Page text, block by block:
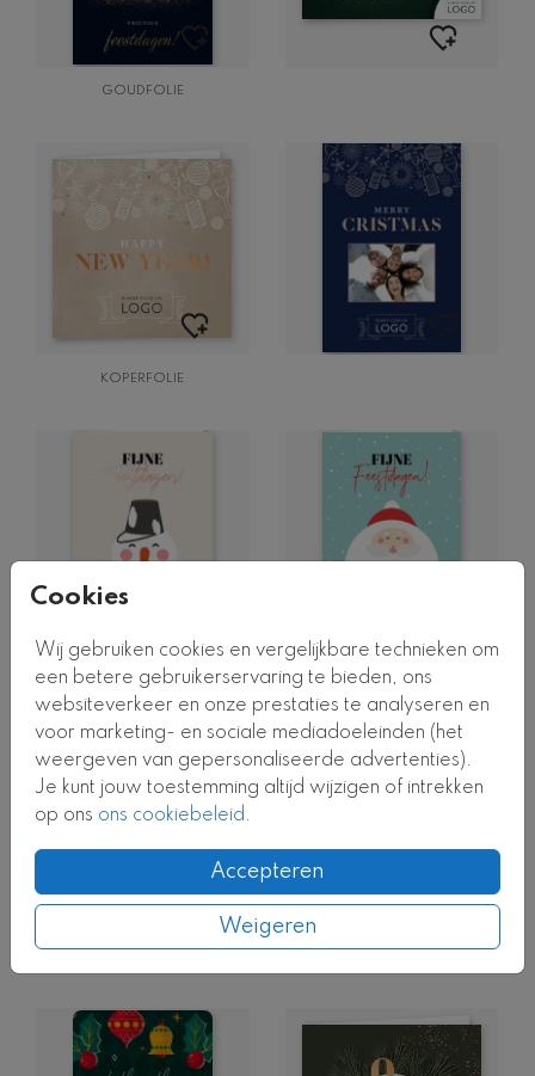
Cookies
Wij gebruiken cookies en vergelijkbare technieken om
een betere gebruikerservaring te bieden, ons
websiteverkeer en onze prestaties te analyseren en
voor marketing- en sociale mediadoeleinden (het
weergeven van gepersonaliseerde advertenties).
Je kunt jouw toestemming altijd wijzigen of intrekken
op ons ons cookiebeleid.
Accepteren
Weigeren
GOUDFOLIE
KOPERFOLIE
ROSÉGOUDFOLIE